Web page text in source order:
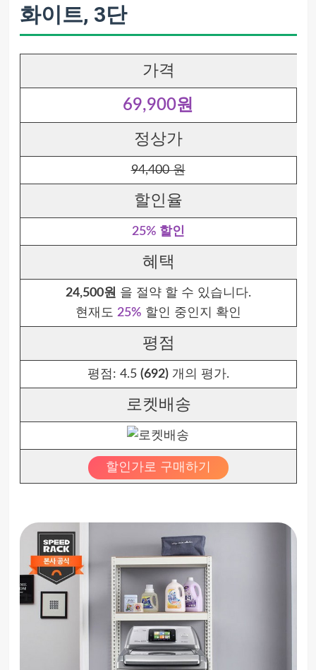
화이트, 3단
가격
69,900원
정상가
94,400 원
할인율
25% 할인
혜택
24,500원 을 절약 할 수 있습니다.
현재도 25% 할인 중인지 확인
평점
평점: 4.5 (692)개의 평가.
로켓배송
할인가로 구매하기